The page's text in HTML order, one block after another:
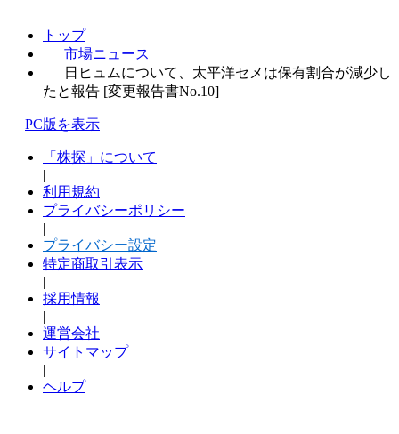
トップ
市場ニュース
日ヒュムについて、太平洋セメは保有割合が減少し
たと報告 [変更報告書No.10]
PC版を表示
「株探」について
|
利用規約
プライバシーポリシー
|
プライバシー設定
特定商取引表示
|
採用情報
|
運営会社
サイトマップ
|
ヘルプ